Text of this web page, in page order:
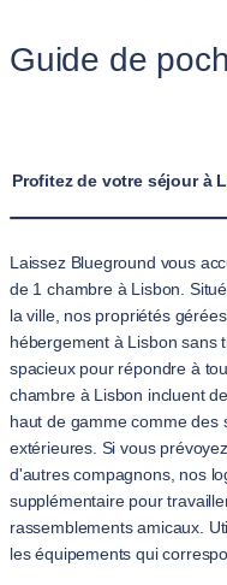
Guide de
Profitez de votre séjour à
Laissez Blueground vous
de 1 chambre à Lisbon.
la ville, nos propriétés
hébergement à Lisbon sans
spacieux pour répondre à
chambre à Lisbon incluent
haut de gamme comme des
extérieures. Si vous
d'autres compagnons, nos
supplémentaire pour
rassemblements amicaux.
les équipements qui